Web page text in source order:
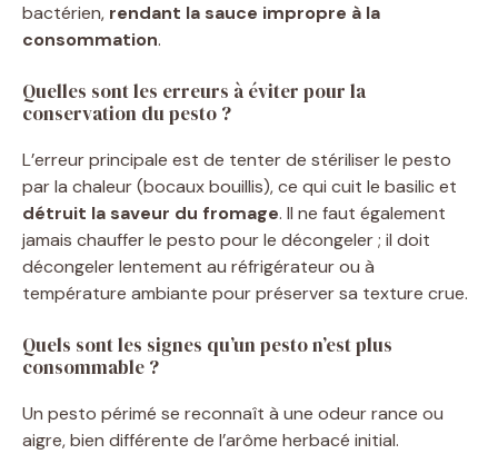
bactérien, rendant la sauce impropre à la
consommation.
Quelles sont les erreurs à éviter pour la
conservation du pesto ?
L’erreur principale est de tenter de stériliser le pesto
par la chaleur (bocaux bouillis), ce qui cuit le basilic et
détruit la saveur du fromage. Il ne faut également
jamais chauffer le pesto pour le décongeler ; il doit
décongeler lentement au réfrigérateur ou à
température ambiante pour préserver sa texture crue.
Quels sont les signes qu’un pesto n’est plus
consommable ?
Un pesto périmé se reconnaît à une odeur rance ou
aigre, bien différente de l’arôme herbacé initial.